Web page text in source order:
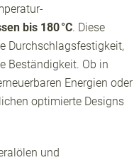
bis 180 °C. Diese
Durchschlagsfestigkeit,
Beständigkeit. Ob in
Energien oder
optimierte Designs
und